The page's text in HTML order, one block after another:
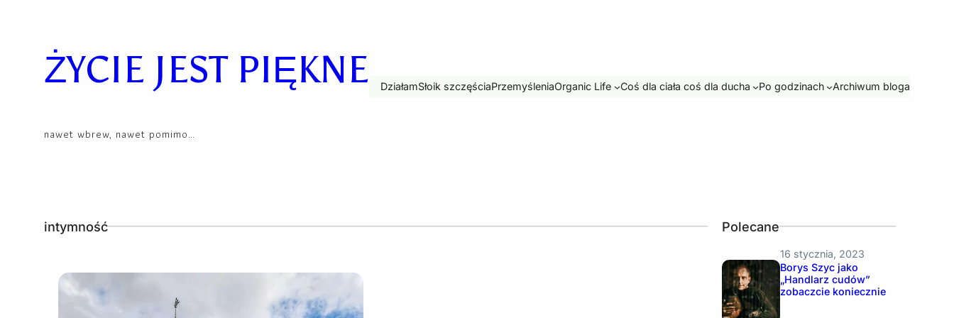
ŻYCIE JEST PIĘKNE
nawet wbrew, nawet pomimo…
DziałamSłoik szczęściaPrzemyśleniaOrganic Life Coś dla ciała coś dla ducha Po godzinach Archiwum bloga
intymność Polecane
16 stycznia, 2023
Borys Szyc jako
„Handlarz cudów”
zobaczcie koniecznie